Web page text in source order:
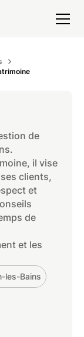
de
il vise
clients,
et
de
et les
les-Bains